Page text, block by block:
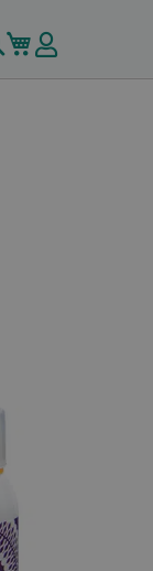
Buscar
Mi carrito